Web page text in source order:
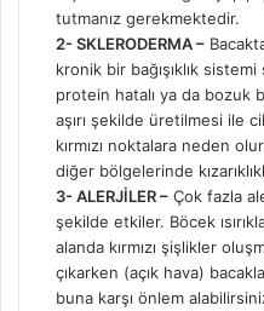
tutmanız gerekmektedir.
2- SKLERODERMA –
kronik bir bağışıklık
protein hatalı ya da bozuk
aşırı şekilde üretilmesi ile
kırmızı noktalara neden
diğer bölgelerinde
3- ALERJİLER – Çok fazla
şekilde etkiler. Böcek
alanda kırmızı şişlikler
çıkarken (açık hava)
buna karşı önlem